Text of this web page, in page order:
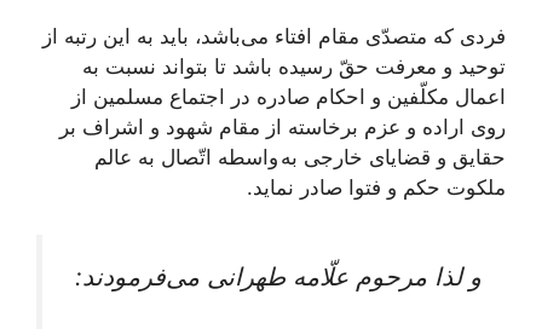
فردى كه متصدّى مقام افتاء می‌‏باشد، بايد به اين رتبه از
توحيد و معرفت حقّ رسيده باشد تا بتواند نسبت به
اعمال مكلّفين و احكام صادره در اجتماع مسلمين از
روى اراده و عزم برخاسته از مقام شهود و اشراف بر
حقايق و قضاياى خارجى به واسطه اتّصال به عالم
ملكوت حكم و فتوا صادر نمايد.
و لذا مرحوم علّامه طهرانى می‌‏فرمودند: